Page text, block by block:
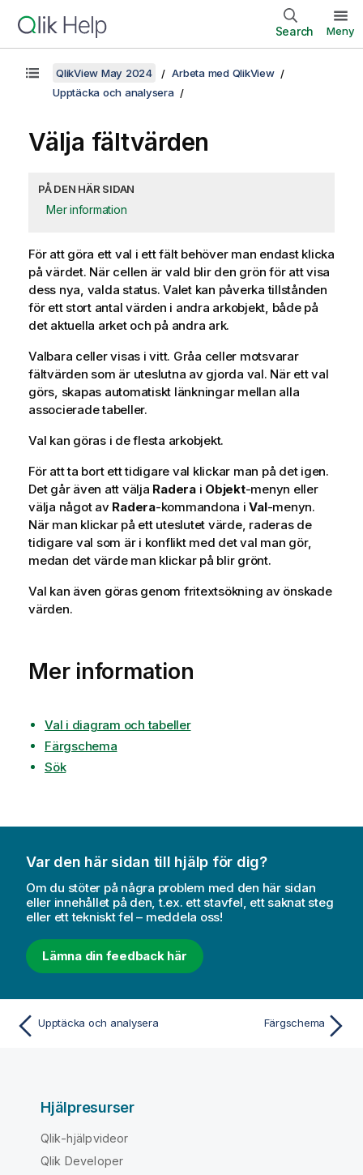
Search Meny
QlikView May 2024
Arbeta med QlikView
Upptäcka och analysera
Välja fältvärden
PÅ DEN HÄR SIDAN
Mer information
För att göra ett val i ett fält behöver man endast klicka
på värdet. När cellen är vald blir den grön för att visa
dess nya, valda status. Valet kan påverka tillstånden
för ett stort antal värden i andra arkobjekt, både på
det aktuella arket och på andra ark.
Valbara celler visas i vitt. Gråa celler motsvarar
fältvärden som är uteslutna av gjorda val. När ett val
görs, skapas automatiskt länkningar mellan alla
associerade tabeller.
Val kan göras i de flesta arkobjekt.
För att ta bort ett tidigare val klickar man på det igen.
Det går även att välja Raderai Objekt-menyn eller
välja något av Radera-kommandona iVal-menyn.
När man klickar på ett uteslutet värde, raderas de
tidigare val som är i konflikt med det val man gör,
medan det värde man klickar på blir grönt.
Val kan även göras genom fritextsökning av önskade
värden.
Mer information
Val i diagram och tabeller
Färgschema
Sök
Var den här sidan till hjälp för dig?
Om du stöter på några problem med den här sidan
eller innehållet på den, t.ex. ett stavfel, ett saknat steg
eller ett tekniskt fel – meddela oss!
Lämna din feedback här
Upptäcka och analysera Färgschema
Hjälpresurser
Qlik-hjälpvideor
Qlik Developer